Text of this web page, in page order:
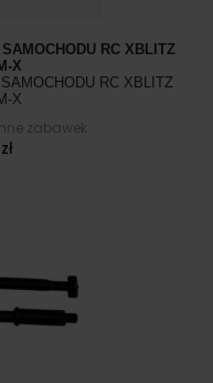
RC XBLITZ
X
RC XBLITZ
X
zabawek
zł